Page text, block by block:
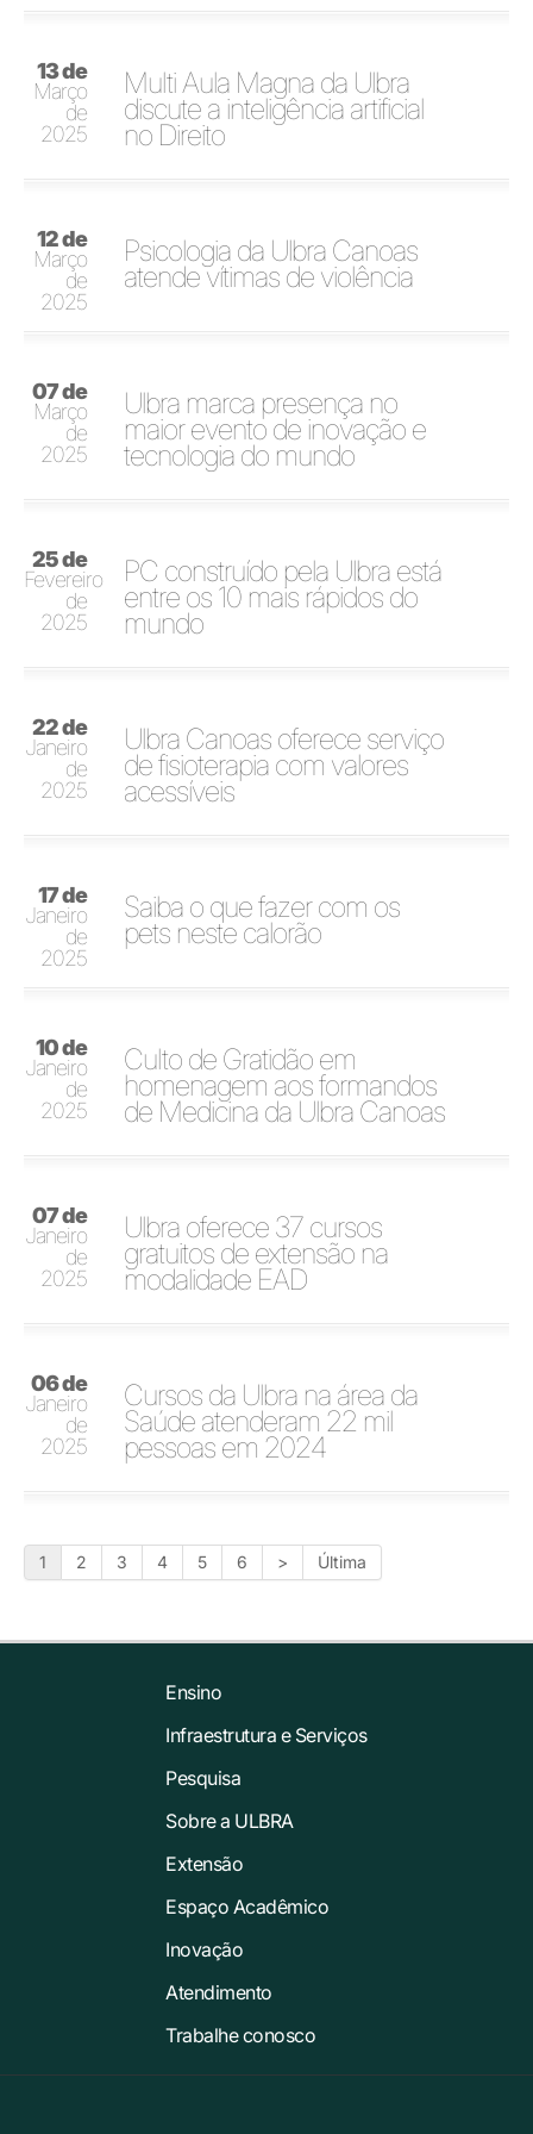
13 de
Março
de
2025
Multi Aula Magna da Ulbra
discute a inteligência artificial
no Direito
12 de
Março
de
2025
Psicologia da Ulbra Canoas
atende vítimas de violência
07 de
Março
de
2025
Ulbra marca presença no
maior evento de inovação e
tecnologia do mundo
25 de
Fevereiro
de
2025
PC construído pela Ulbra está
entre os 10 mais rápidos do
mundo
22 de
Janeiro
de
2025
Ulbra Canoas oferece serviço
de fisioterapia com valores
acessíveis
17 de
Janeiro
de
2025
Saiba o que fazer com os
pets neste calorão
10 de
Janeiro
de
2025
Culto de Gratidão em
homenagem aos formandos
de Medicina da Ulbra Canoas
07 de
Janeiro
de
2025
Ulbra oferece 37 cursos
gratuitos de extensão na
modalidade EAD
06 de
Janeiro
de
2025
Cursos da Ulbra na área da
Saúde atenderam 22 mil
pessoas em 2024
1 2 3 4 5 6 > Última
Ensino
Infraestrutura e Serviços
Pesquisa
Sobre a ULBRA
Extensão
Espaço Acadêmico
Inovação
Atendimento
Trabalhe conosco